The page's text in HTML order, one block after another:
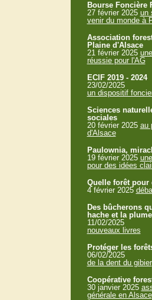
Bourse Foncière
27 février 2025 un
venir du monde à
Association
Plaine d'Alsace
21 février 2025
réussie pour l'AG
ECIF 2019 - 2024
23/02/2025
un dispositif
Sciences
sociales
20 février 2025 au
d'Alsace
Paulownia,
19 février 2025
pour des idées
Quelle forêt pour
4 février 2025
Des bûcherons
hache et la plume
11/02/2025
nouveaux livres
Protéger les
06/02/2025
de la dent du gibier
Coopérative
30 janvier 2025
générale en Alsace